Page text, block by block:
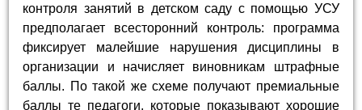
контроля занятий в детском саду с помощью УСУ
предполагает всесторонний контроль: программа
фиксирует малейшие нарушения дисциплины в
организации и начисляет виновникам штрафные
баллы. По такой же схеме получают премиальные
баллы те педагоги, которые показывают хорошие